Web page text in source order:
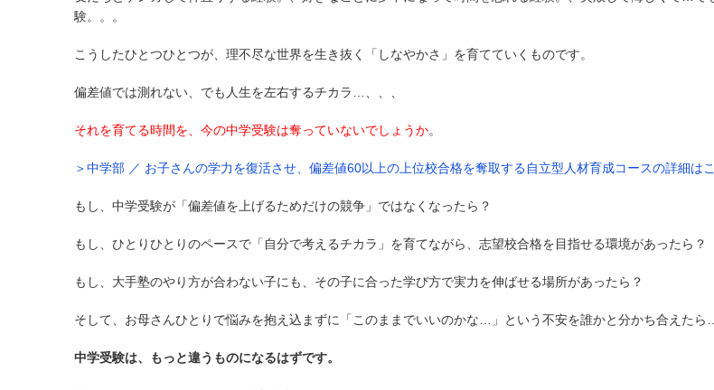
験。。。
こうしたひとつひとつが、理不尽な世界を生き抜く「しなやかさ」を育てていくものです。
偏差値では測れない、でも人生を左右するチカラ…、、、
それを育てる時間を、今の中学受験は奪っていないでしょうか。
＞中学部 ／ お子さんの学力を復活させ、偏差値60以上の上位校合格を奪取する自立型人材育成コースの詳細は
もし、中学受験が「偏差値を上げるためだけの競争」ではなくなったら？
もし、ひとりひとりのペースで「自分で考えるチカラ」を育てながら、志望校合格を目指せる環境があったら？
もし、大手塾のやり方が合わない子にも、その子に合った学び方で実力を伸ばせる場所があったら？
そして、お母さんひとりで悩みを抱え込まずに「このままでいいのかな…」という不安を誰かと分かち合えたら
中学受験は、もっと違うものになるはずです。